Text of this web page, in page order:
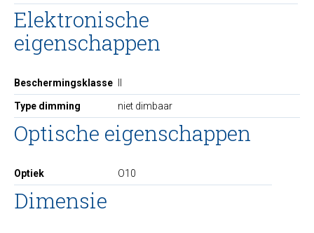
Elektronische
eigenschappen
Beschermingsklasse
Type dimming niet dimbaar
Optische eigenschappen
Optiek O10
Dimensie